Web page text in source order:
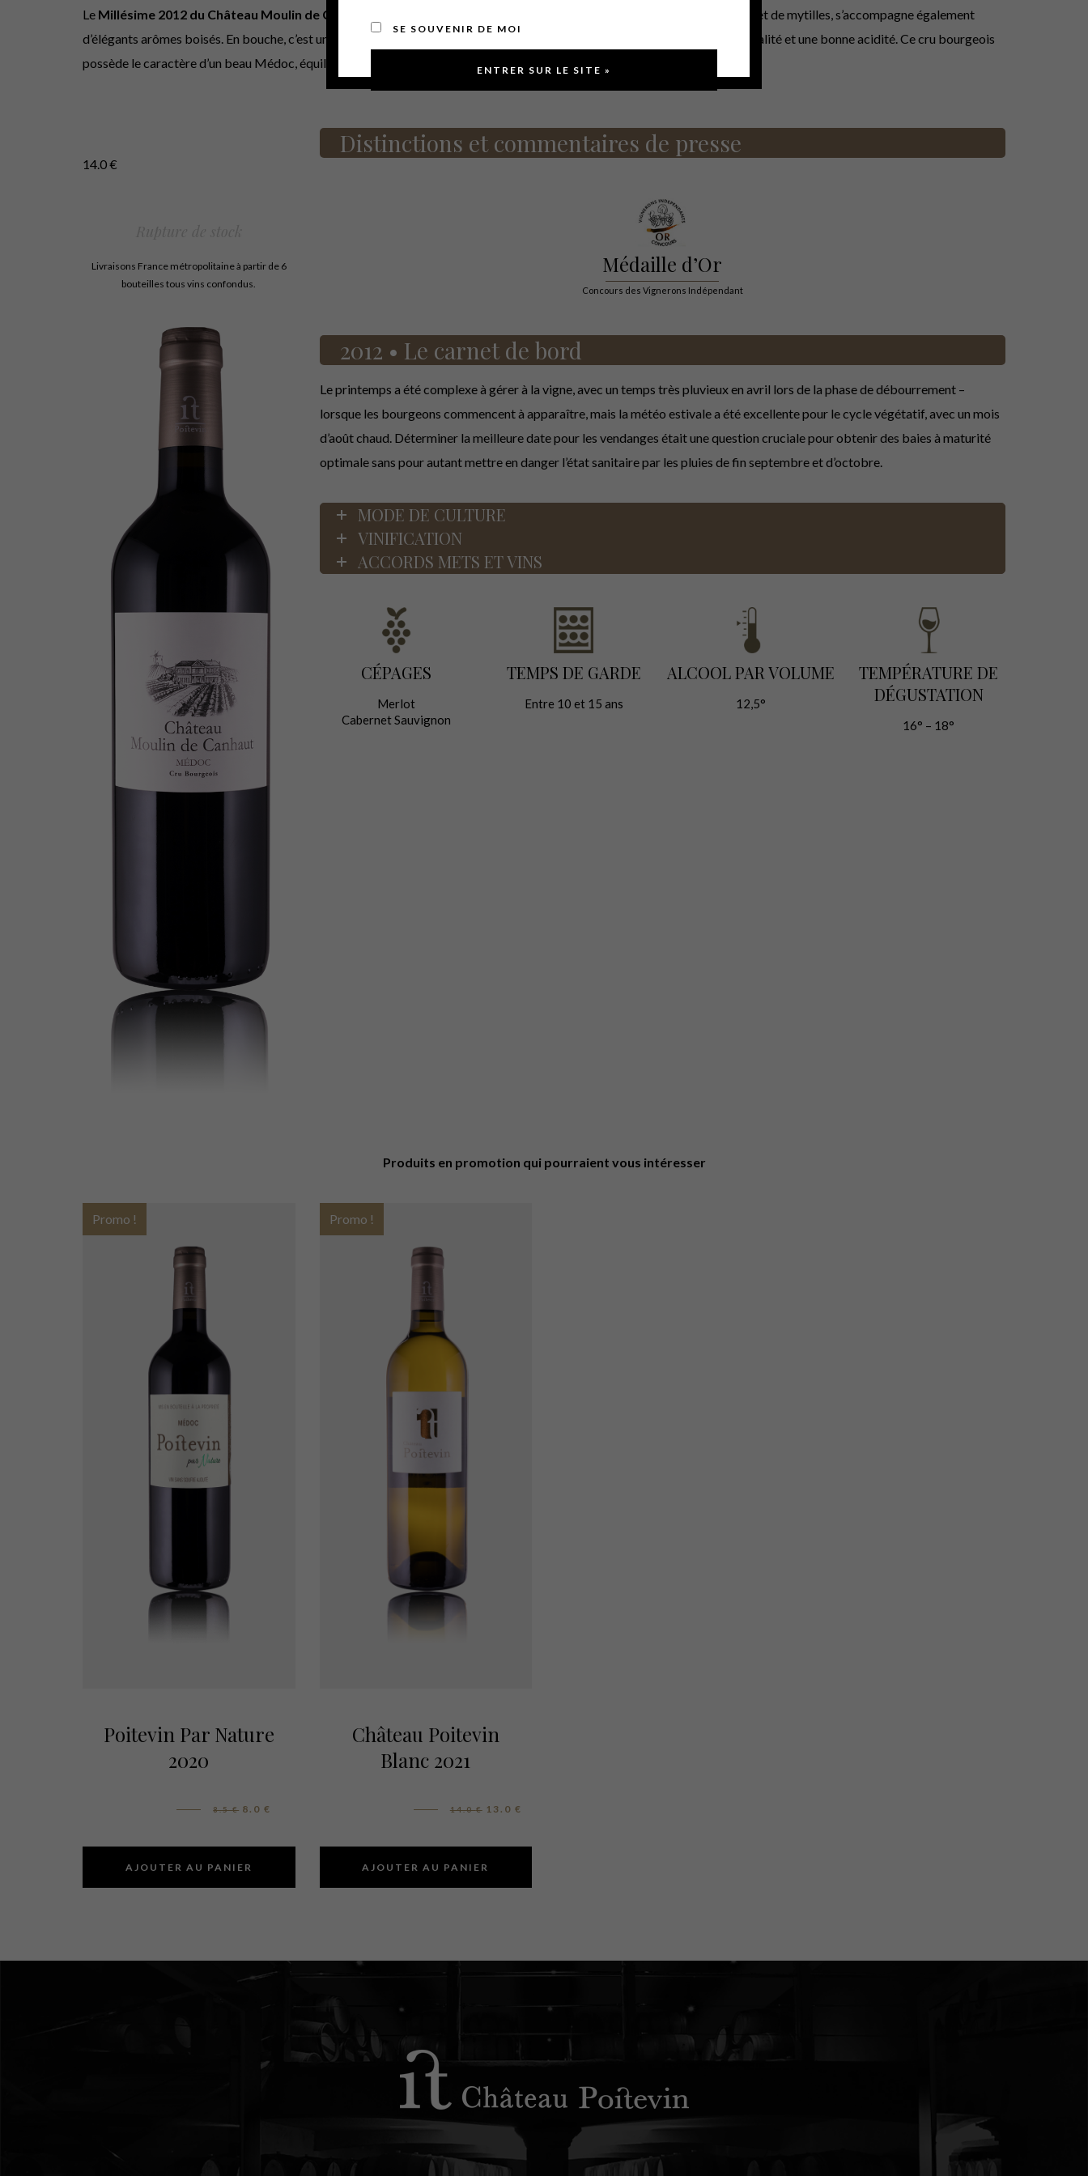
Le Millésime 2012 du Château Moulin de Canhaut
dévoile une belle couleur grenat. Son nez fruité, sur des notes de mûre et de mytilles, s’accompagne également
d’élégants arômes boisés. En bouche, c’est un vin d’une texture veloutée, souple, riche, avec une trame tannique de grande qualité et une bonne acidité. Ce cru bourgeois
possède le caractère d’un beau Médoc, équilibré et gourmand.
14.0€
Livraisons France métropolitaine à partir de 6
bouteilles tous vins confondus.
Distinctions et commentaires de presse
Médaille d’Or
Concours des Vignerons Indépendant
2012 • Le carnet de bord
Le printemps a été complexe à gérer à la vigne, avec un temps très pluvieux en avril lors de la phase de débourrement –
lorsque les bourgeons commencent à apparaître, mais la météo estivale a été excellente pour le cycle végétatif, avec un mois
d’août chaud. Déterminer la meilleure date pour les vendanges était une question cruciale pour obtenir des baies à maturité
optimale sans pour autant mettre en danger l’état sanitaire par les pluies de fin septembre et d’octobre.
MODE DE CULTURE
VINIFICATION
ACCORDS METS ET VINS
CÉPAGES
Merlot
Cabernet Sauvignon
TEMPS DE GARDE
Entre 10 et 15 ans
ALCOOL PAR VOLUME
12,5°
TEMPÉRATURE DE
DÉGUSTATION
16° – 18°
Produits en promotion qui pourraient vous intéresser
Promo !
Poitevin Par Nature
2020
8.5€ 8.0€
AJOUTER AU PANIER
Promo !
Château Poitevin
Blanc 2021
14.0€ 13.0 €
AJOUTER AU PANIER
SE SOUVENIR DE MOI